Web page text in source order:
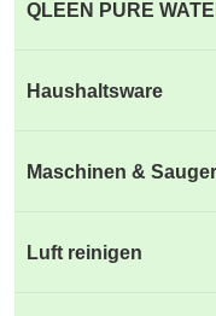
QLEEN PURE
Haushaltsware
Maschinen & Sauger
Luft reinigen